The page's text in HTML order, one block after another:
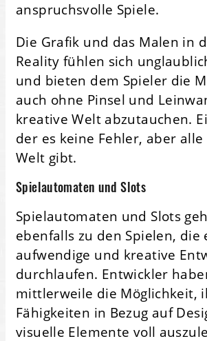
anspruchsvolle Spiele.
Die Grafik und das Malen in
Reality fühlen sich
und bieten dem Spieler die
auch ohne Pinsel und
kreative Welt abzutauchen.
der es keine Fehler, aber
Welt gibt.
Spielautomaten und Slots
Spielautomaten und Slots
ebenfalls zu den Spielen, die
aufwendige und kreative
durchlaufen. Entwickler
mittlerweile die Möglichkeit,
Fähigkeiten in Bezug auf
visuelle Elemente voll